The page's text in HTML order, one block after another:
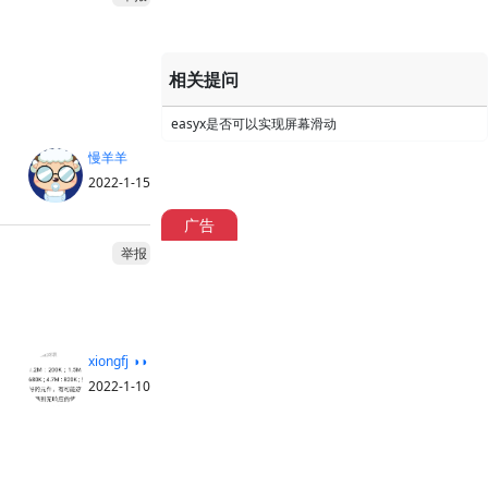
慢羊羊
2022-1-15
举报
xiongfj ◑◑
2022-1-10
相关提问
easyx是否可以实现屏幕滑动
广告